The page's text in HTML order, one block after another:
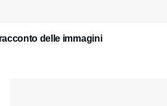
delle immagini